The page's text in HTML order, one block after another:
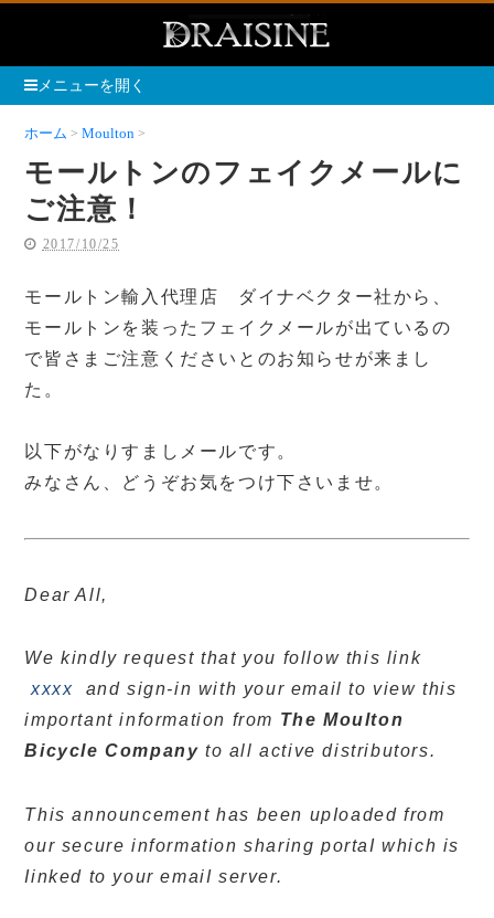
メニューを開く
ホーム Moulton
モールトンのフェイクメールに
ご注意！
2017/10/25
モールトン輸入代理店 ダイナベクター社から、
モールトンを装ったフェイクメールが出ているの
で皆さまご注意くださいとのお知らせが来まし
た。
以下がなりすましメールです。
みなさん、どうぞお気をつけ下さいませ。
Dear All,
We kindly request that you follow this link
xxxx and sign-in with your email to view this
important information from The Moulton
Bicycle Company to all active distributors.
This announcement has been upIoaded from
our secure information sharing portaI which is
Iinked to your emaiI server.